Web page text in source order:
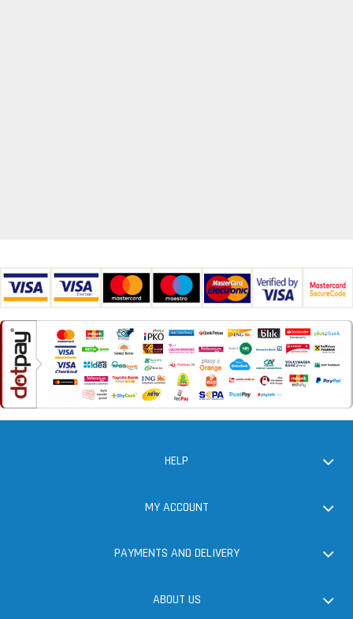
HELP
MY ACCOUNT
PAYMENTS AND DELIVERY
ABOUT US